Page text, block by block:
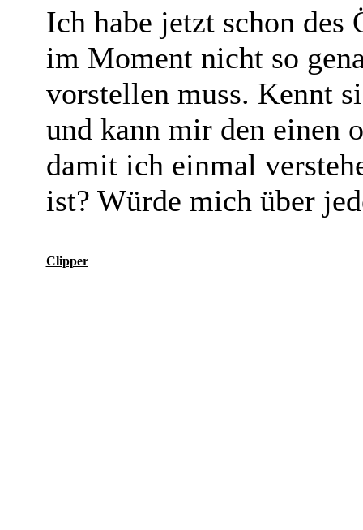
Ich habe jetzt schon des
im Moment nicht so
vorstellen muss. Kennt
und kann mir den einen
damit ich einmal
ist? Würde mich über
Clipper